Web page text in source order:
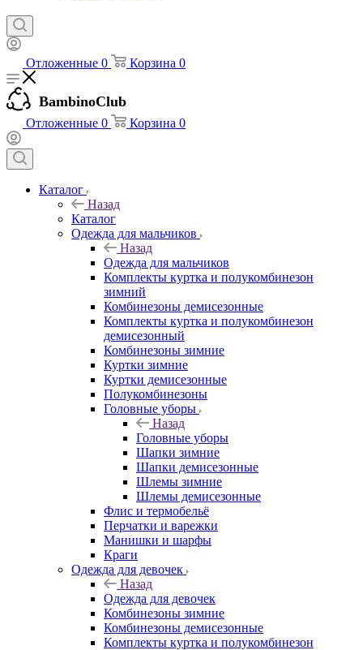
Отложенные 0 Корзина 0
BambinoClub
Отложенные 0 Корзина 0
Каталог
Назад
Каталог
Одежда для мальчиков
Назад
Одежда для мальчиков
Комплекты куртка и полукомбинезон
зимний
Комбинезоны демисезонные
Комплекты куртка и полукомбинезон
демисезонный
Комбинезоны зимние
Куртки зимние
Куртки демисезонные
Полукомбинезоны
Головные уборы
Назад
Головные уборы
Шапки зимние
Шапки демисезонные
Шлемы зимние
Шлемы демисезонные
Флис и термобельё
Перчатки и варежки
Манишки и шарфы
Краги
Одежда для девочек
Назад
Одежда для девочек
Комбинезоны зимние
Комбинезоны демисезонные
Комплекты куртка и полукомбинезон